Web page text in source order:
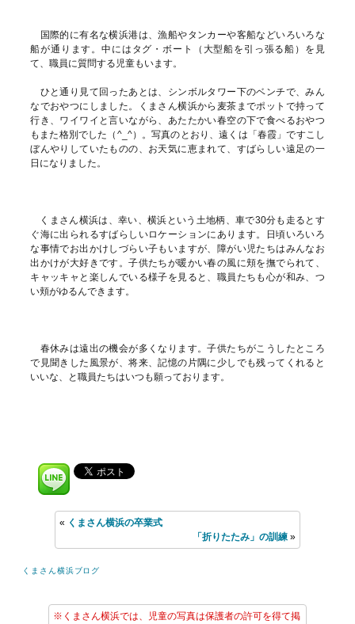
国際的に有名な横浜港は、漁船やタンカーや客船などいろいろな
船が通ります。中にはタグ・ボート（大型船を引っ張る船）を見
て、職員に質問する児童もいます。
ひと通り見て回ったあとは、シンボルタワー下のベンチで、みん
なでおやつにしました。くまさん横浜から麦茶までポットで持って
行き、ワイワイと言いながら、あたたかい春空の下で食べるおやつ
もまた格別でした（^_^）。写真のとおり、遠くは「春霞」ですこし
ぼんやりしていたものの、お天気に恵まれて、すばらしい遠足の一
日になりました。
くまさん横浜は、幸い、横浜という土地柄、車で30分も走るとす
ぐ海に出られるすばらしいロケーションにあります。日頃いろいろ
な事情でお出かけしづらい子もいますが、障がい児たちはみんなお
出かけが大好きです。子供たちが暖かい春の風に頬を撫でられて、
キャッキャと楽しんでいる様子を見ると、職員たちも心が和み、つ
い頬がゆるんできます。
春休みは遠出の機会が多くなります。子供たちがこうしたところ
で見聞きした風景が、将来、記憶の片隅に少しでも残ってくれると
いいな、と職員たちはいつも願っております。
« くまさん横浜の卒業式
「折りたたみ」の訓練»
くまさん横浜ブログ
※くまさん横浜では、児童の写真は保護者の許可を得て掲